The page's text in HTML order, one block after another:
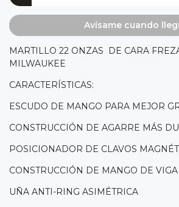
Avísame cuando
MARTILLO 22 ONZAS DE CARA
MILWAUKEE
CARACTERÍSTICAS:
ESCUDO DE MANGO PARA MEJOR
CONSTRUCCIÓN DE AGARRE MÁS
POSICIONADOR DE CLAVOS
CONSTRUCCIÓN DE MANGO DE
UÑA ANTI-RING ASIMÉTRICA